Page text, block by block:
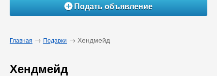
ÁПодать объявление
Главная → Подарки → Хендмейд
Хендмейд